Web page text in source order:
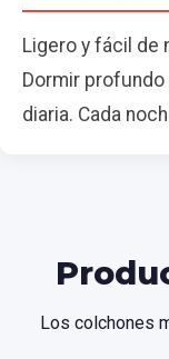
Ligero y fácil de
Dormir
diaria. Cada
Los colchones